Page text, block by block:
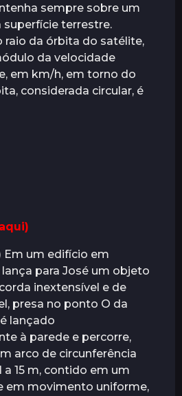
sempre sobre um
terrestre.
raio da órbita do satélite,
da velocidade
em km/h, em torno do
considerada circular, é
Em um edifício em
para José um objeto
inextensível e de
presa no ponto O da
lançado
à parede e percorre,
arco de circunferência
15 m, contido em um
em movimento uniforme,